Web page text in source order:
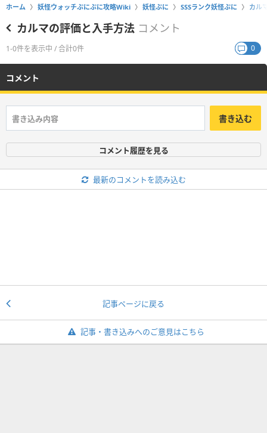
ホーム 妖怪ウォッチぷにぷに攻略Wiki 妖怪ぷに SSSランク妖怪ぷに カル
カルマの評価と入手方法 コメント
1-0件を表示中 / 合計0件 0
コメント
書き込む
コメント履歴を見る
最新のコメントを読み込む
記事ページに戻る
記事・書き込みへのご意見はこちら